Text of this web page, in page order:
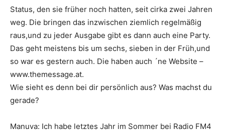
Status, den sie früher noch hatten, seit cirka zwei Jahren
weg. Die bringen das inzwischen ziemlich regelmäßig
raus,und zu jeder Ausgabe gibt es dann auch eine Party.
Das geht meistens bis um sechs, sieben in der Früh,und
so war es gestern auch. Die haben auch ´ne Website –
www.themessage.at.
Wie sieht es denn bei dir persönlich aus? Was machst du
gerade?
Manuva: Ich habe letztes Jahr im Sommer bei Radio FM4